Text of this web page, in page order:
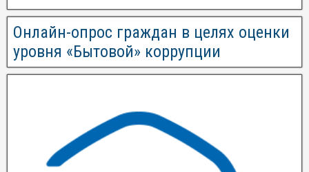
Онлайн-опрос граждан в целях оценки
уровня «Бытовой» коррупции